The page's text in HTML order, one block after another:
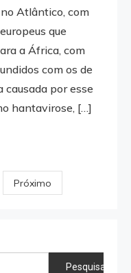
Atlântico, com
que
a África, com
com os de
causada por esse
hantavirose, […]
Próximo
Pesquisar